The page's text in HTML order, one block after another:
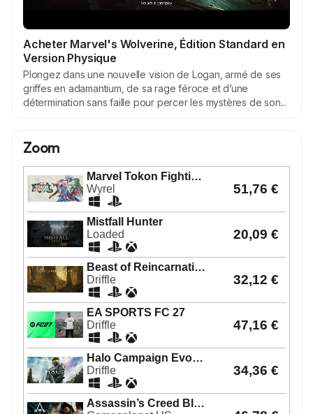
Acheter Marvel's Wolverine, Édition Standard en
Version Physique
Plongez dans une nouvelle vision de Logan, armé de ses
griffes en adamantium, de sa rage féroce et d’une
détermination sans faille pour percer les mystères de son...
Zoom